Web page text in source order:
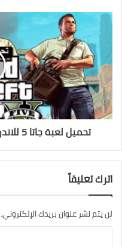
تحميل لعبة جاتا 5 للاندرويد من ميديا فاير بحجم صغير
اترك تعليقاً
لن يتم نشر عنوان بريدك الإلكتروني.